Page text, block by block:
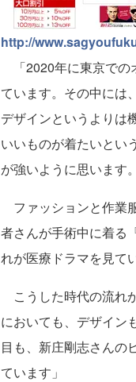
http://
「2020年に東京での
ています。その中には
デザインというよりは
いいものが着たいとい
が強いように思います。
ファッションと作業
者さんが手術中に着る
れが医療ドラマを見て
こうした時代の流れ
においても、デザイン
目も、新庄剛志さんの
ています」